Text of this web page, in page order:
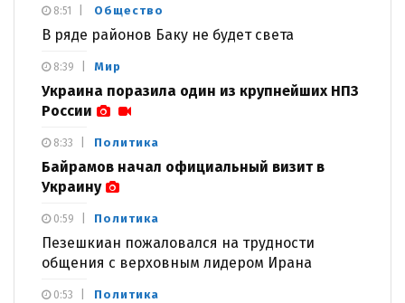
Общество
В ряде районов Баку не будет света
8:51
Мир
Украина поразила один из крупнейших НПЗ
России
8:39
Политика
Байрамов начал официальный визит в
Украину
8:33
Политика
Пезешкиан пожаловался на трудности
общения с верховным лидером Ирана
0:59
Политика
0:53